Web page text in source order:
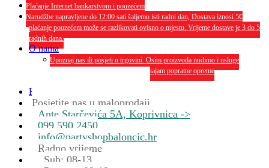
Plaćanje Internet bankarstvom i pouzećem
Narudžbe napravljene do 12:00 sati šaljemo isti radni dan, Dostava iznosi 5€
plaćanje pouzećem može se razlikovati ovisno o mjestu. Vrijeme dostave je 3 do 5
radnih dana.
O nama
Upoznaj nas ili posjeti u trgovini. Osim proizvoda nudimo i usluge
dekoriranja interijera i eksterija te najam popratne opreme
Kontakt
Posjetite nas u maloprodaji
Ante Starčevića 5A, Koprivnica ->
099 590 2450
info@partyshopbaloncic.hr
Radno vrijeme
Sub: 08-13